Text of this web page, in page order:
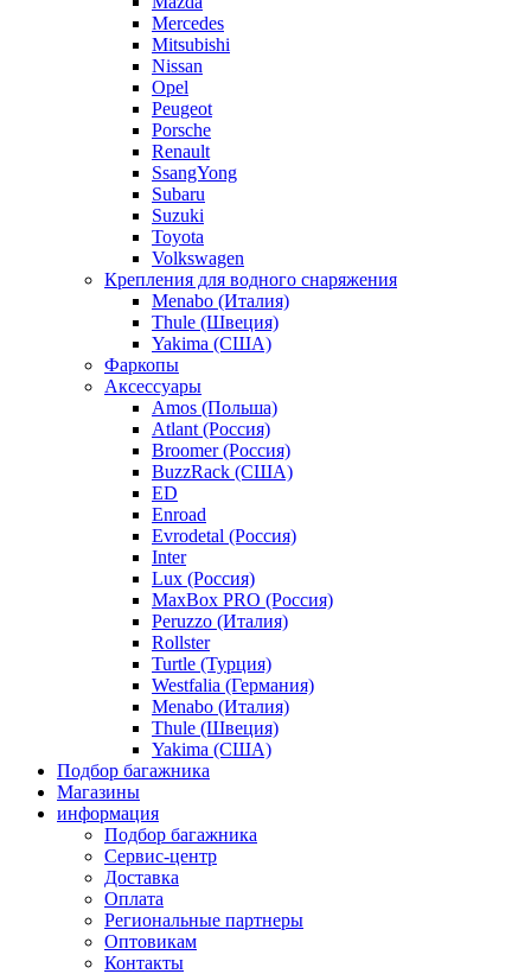
Mercedes
Mitsubishi
Nissan
Opel
Peugeot
Porsche
Renault
SsangYong
Subaru
Suzuki
Toyota
Volkswagen
Крепления для водного снаряжения
Menabo (Италия)
Thule (Швеция)
Yakima (США)
Фаркопы
Аксессуары
Amos (Польша)
Atlant (Россия)
Broomer (Россия)
BuzzRack (США)
ED
Enroad
Evrodetal (Россия)
Inter
Lux (Россия)
MaxBox PRO (Россия)
Peruzzo (Италия)
Rollster
Turtle (Турция)
Westfalia (Германия)
Menabo (Италия)
Thule (Швеция)
Yakima (США)
Подбор багажника
Магазины
информация
Подбор багажника
Сервис-центр
Доставка
Оплата
Региональные партнеры
Оптовикам
Контакты